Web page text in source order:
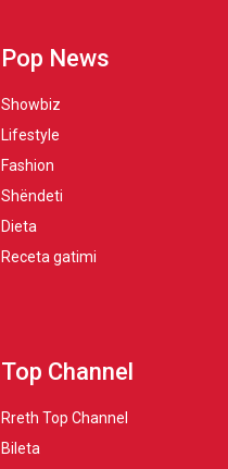
Pop News
Showbiz
Lifestyle
Fashion
Shëndeti
Dieta
Receta gatimi
Top Channel
Rreth Top Channel
Bileta